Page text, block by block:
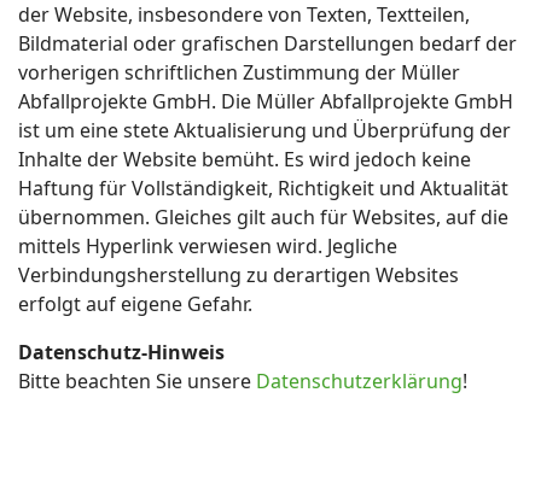
der Website, insbesondere von Texten, Textteilen,
Bildmaterial oder grafischen Darstellungen bedarf der
vorherigen schriftlichen Zustimmung der Müller
Abfallprojekte GmbH. Die Müller Abfallprojekte GmbH
ist um eine stete Aktualisierung und Überprüfung der
Inhalte der Website bemüht. Es wird jedoch keine
Haftung für Vollständigkeit, Richtigkeit und Aktualität
übernommen. Gleiches gilt auch für Websites, auf die
mittels Hyperlink verwiesen wird. Jegliche
Verbindungsherstellung zu derartigen Websites
erfolgt auf eigene Gefahr.
Datenschutz-Hinweis
Bitte beachten Sie unsere Datenschutzerklärung!